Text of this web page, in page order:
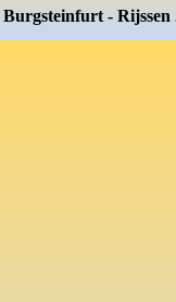
Burgsteinfurt - Rijssen